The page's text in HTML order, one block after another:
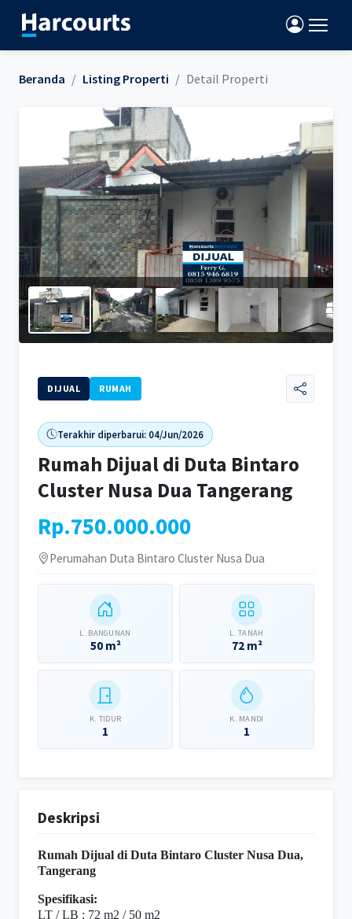
Beranda Listing Properti Detail Properti
DIJUAL RUMAH
Terakhir diperbarui: 04/Jun/2026
Rumah Dijual di Duta Bintaro
Cluster Nusa Dua Tangerang
Rp.750.000.000
Perumahan Duta Bintaro Cluster Nusa Dua
L. BANGUNAN
50 m²
L. TANAH
72 m²
K. TIDUR
1
K. MANDI
1
Deskripsi
Rumah Dijual di Duta Bintaro Cluster Nusa Dua,
Tangerang
Spesifikasi:
LT / LB : 72 m2 / 50 m2